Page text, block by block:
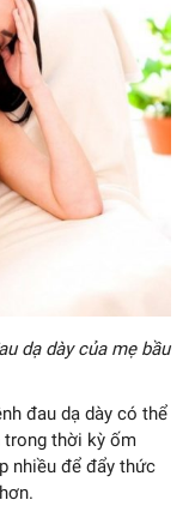
dạ dày của mẹ bầu
đau dạ dày có thể
trong thời kỳ ốm
nhiều để đẩy thức